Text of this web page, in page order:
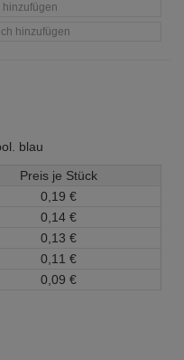
hinzufügen
hinzufügen
blau
Preis je Stück
0, 19 €
0, 14 €
0, 13 €
0, 11 €
0, 09 €